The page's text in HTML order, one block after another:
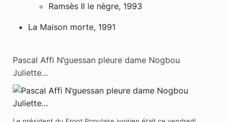
Ramsès II le nègre, 1993
La Maison morte, 1991
Pascal Affi N’guessan pleure dame Nogbou
Juliette…